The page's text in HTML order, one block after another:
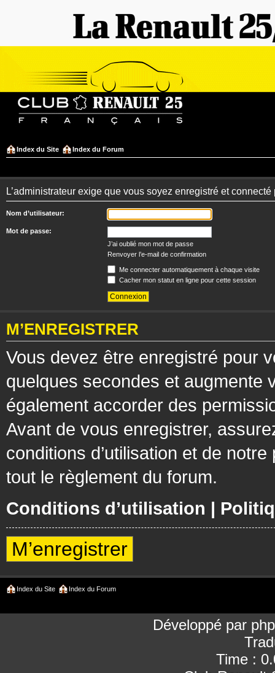
Index du Site Index du Forum
L’administrateur exige que vous soyez enregistré et
Nom d’utilisateur:
Mot de passe:
J’ai oublié mon mot de passe
Renvoyer l’e-mail de confirmation
Me connecter automatiquement à chaque visite
Cacher mon statut en ligne pour cette session
M’ENREGISTRER
Vous devez être enregistré pour
quelques secondes et augmente
également accorder des
Avant de vous enregistrer,
conditions d’utilisation et de
tout le règlement du forum.
Conditions d’utilisation |
M’enregistrer
Index du Site Index du Forum
Développé par
Time :